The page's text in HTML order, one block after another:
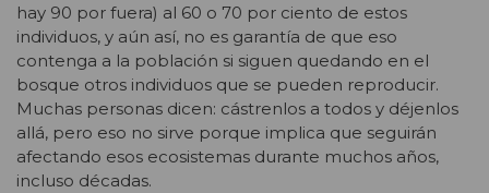
hay 90 por fuera) al 60 o 70 por ciento de estos
individuos, y aún así, no es garantía de que eso
contenga a la población si siguen quedando en el
bosque otros individuos que se pueden reproducir.
Muchas personas dicen: cástrenlos a todos y déjenlos
allá, pero eso no sirve porque implica que seguirán
afectando esos ecosistemas durante muchos años,
incluso décadas.